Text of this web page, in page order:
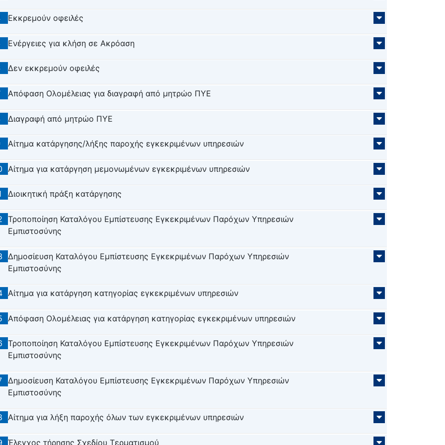
Εκκρεμούν οφειλές
Ενέργειες για κλήση σε Ακρόαση
Δεν εκκρεμούν οφειλές
Απόφαση Ολομέλειας για διαγραφή από μητρώο ΠΥΕ
Διαγραφή από μητρώο ΠΥΕ
Αίτημα κατάργησης/λήξης παροχής εγκεκριμένων υπηρεσιών
Αίτημα για κατάργηση μεμονωμένων εγκεκριμένων υπηρεσιών
Διοικητική πράξη κατάργησης
Τροποποίηση Καταλόγου Εμπίστευσης Εγκεκριμένων Παρόχων Υπηρεσιών
Εμπιστοσύνης
Δημοσίευση Καταλόγου Εμπίστευσης Εγκεκριμένων Παρόχων Υπηρεσιών
Εμπιστοσύνης
Αίτημα για κατάργηση κατηγορίας εγκεκριμένων υπηρεσιών
Απόφαση Ολομέλειας για κατάργηση κατηγορίας εγκεκριμένων υπηρεσιών
Τροποποίηση Καταλόγου Εμπίστευσης Εγκεκριμένων Παρόχων Υπηρεσιών
Εμπιστοσύνης
Δημοσίευση Καταλόγου Εμπίστευσης Εγκεκριμένων Παρόχων Υπηρεσιών
Εμπιστοσύνης
Αίτημα για λήξη παροχής όλων των εγκεκριμένων υπηρεσιών
Έλεγχος τήρησης Σχεδίου Τερματισμού